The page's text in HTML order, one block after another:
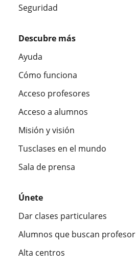
Seguridad
Descubre más
Ayuda
Cómo funciona
Acceso profesores
Acceso a alumnos
Misión y visión
Tusclases en el mundo
Sala de prensa
Únete
Dar clases particulares
Alumnos que buscan profesor
Alta centros